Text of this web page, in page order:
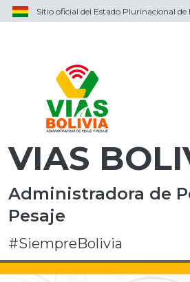
Sitio oficial del Estado Plurinacional de
VIAS
Administradora de
Pesaje
#SiempreBolivia